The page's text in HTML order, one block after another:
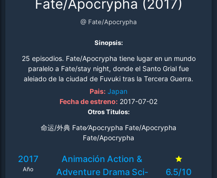
Fate/Apocrypha (2017)
@ Fate/Apocrypha
Sinopsis:
25 episodios. Fate/Apocrypha tiene lugar en un mundo
paralelo a Fate/stay night, donde el Santo Grial fue
alejado de la ciudad de Fuyuki tras la Tercera Guerra.
Una serie de sucesos marcarán el comienzo de una
nueva Santa Guerra por el Grial en Trifas..
Pais: Japan
Fecha de estreno: 2017-07-02
Otros Titulos:
命运/外典 Fate⁄Apocrypha Fate/Apocrypha
Fate/Apocrypha
2017
Año
Animación Action &
Adventure Drama Sci-
6.5/10